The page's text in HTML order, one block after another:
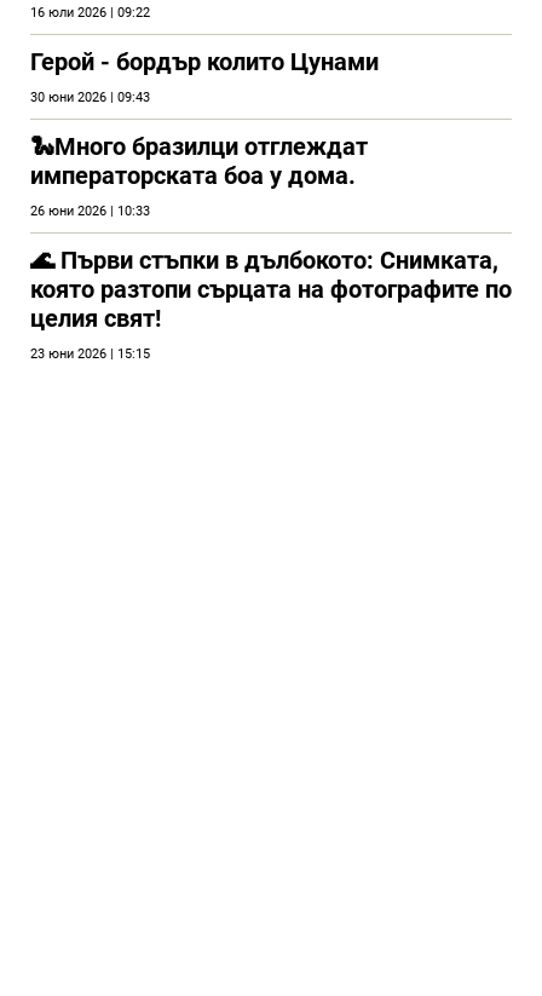
16 юли 2026 | 09:22
Герой - бордър колито Цунами
30 юни 2026 | 09:43
🐍Много бразилци отглеждат
императорската боа у дома.
26 юни 2026 | 10:33
🌊 Първи стъпки в дълбокото: Снимката,
която разтопи сърцата на фотографите по
целия свят!
23 юни 2026 | 15:15